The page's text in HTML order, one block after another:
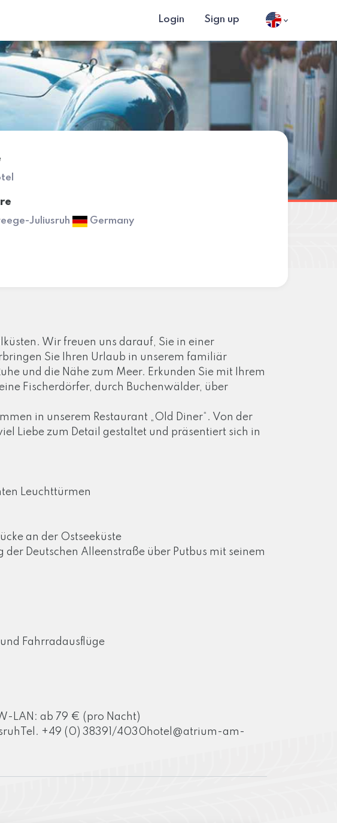
Login Sign up
Juliusruh Germany
Wir freuen uns darauf, Sie in einer
Sie Ihren Urlaub in unserem familiär
und die Nähe zum Meer. Erkunden Sie mit Ihrem
Fischerdörfer, durch Buchenwälder, über
in unserem Restaurant „Old Diner“. Von der
Liebe zum Detail gestaltet und präsentiert sich in
Leuchttürmen
an der Ostseeküste
Deutschen Alleenstraße über Putbus mit seinem
Fahrradausflüge
LAN: ab 79 € (pro Nacht)
+49 (0) 38391/4030hotel@atrium-am-